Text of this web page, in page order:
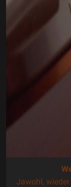
Im Laufe der